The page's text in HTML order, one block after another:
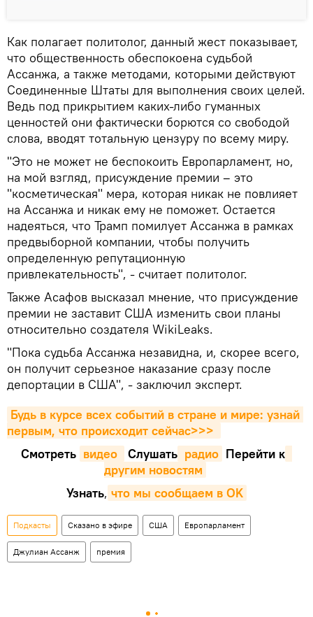
Как полагает политолог, данный жест показывает,
что общественность обеспокоена судьбой
Ассанжа, а также методами, которыми действуют
Соединенные Штаты для выполнения своих целей.
Ведь под прикрытием каких-либо гуманных
ценностей они фактически борются со свободой
слова, вводят тотальную цензуру по всему миру.
"Это не может не беспокоить Европарламент, но,
на мой взгляд, присуждение премии – это
"косметическая" мера, которая никак не повлияет
на Ассанжа и никак ему не поможет. Остается
надеяться, что Трамп помилует Ассанжа в рамках
предвыборной компании, чтобы получить
определенную репутационную
привлекательность", - считает политолог.
Также Асафов высказал мнение, что присуждение
премии не заставит США изменить свои планы
относительно создателя WikiLeaks.
"Пока судьба Ассанжа незавидна, и, скорее всего,
он получит серьезное наказание сразу после
депортации в США", - заключил эксперт.
Будь в курсе всех событий в стране и мире: узнай
первым, что происходит сейчаc>>>
Смотреть видео Cлушать радио Перейти к
другим новостям
Узнать, что мы сообщаем в OK
Подкасты Сказано в эфире США Европарламент
Джулиан Ассанж премия